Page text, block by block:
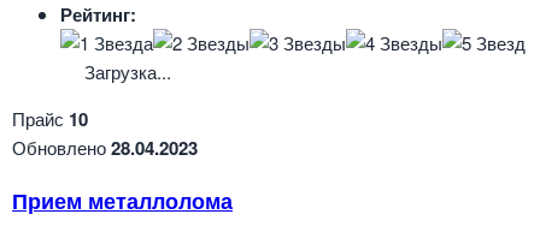
Рейтинг:
Загрузка...
Прайс 10
Обновлено28.04.2023
Прием металлолома